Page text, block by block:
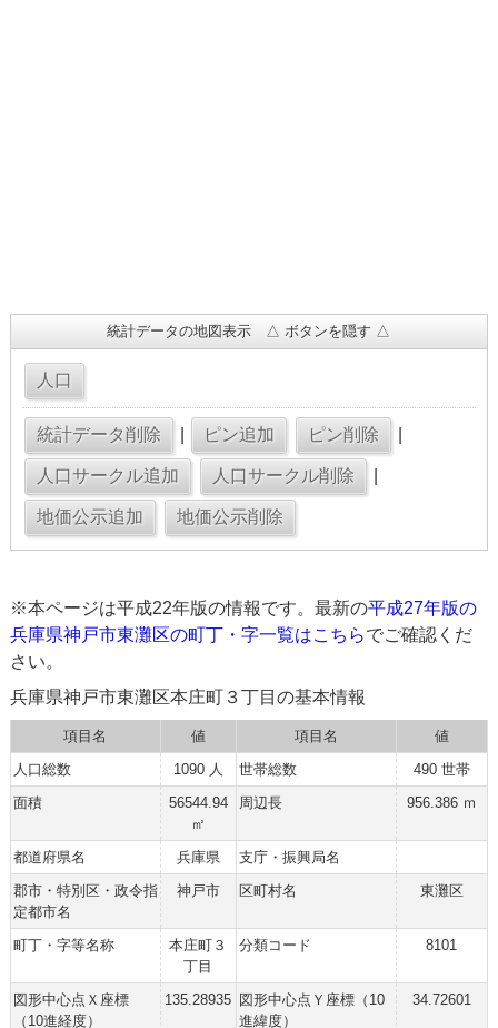
統計データの地図表示 △ ボタンを隠す △
※本ページは平成22年版の情報です。最新の平成27年版の
兵庫県神戸市東灘区の町丁・字一覧はこちらでご確認くだ
さい。
兵庫県神戸市東灘区本庄町３丁目の基本情報
項目名 値 項目名
値
人口総数
1090 人 世帯総数
490 世帯
面積
56544.94
㎡
周辺長 956.386 ｍ
都道府県名 兵庫県
支庁・振興局名
郡市・特別区・政令指
定都市名
神戸市 区町村名 東灘区
町丁・字等名称
本庄町３
丁目
分類コード 8101
図形中心点Ｘ座標
（10進経度）
135.28935 図形中心点Ｙ座標（10
進緯度）
34.72601